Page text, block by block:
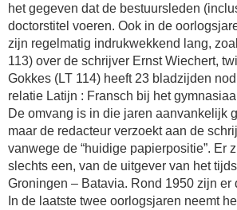
het gegeven dat de bestuursleden
doctorstitel voeren. Ook in de
zijn regelmatig indrukwekkend lang,
113) over de schrijver Ernst Wiechert,
Gokkes (LT 114) heeft 23 bladzijden
relatie Latijn : Fransch bij het
De omvang is in die jaren aanvankelijk
maar de redacteur verzoekt aan de
vanwege de “huidige papierpositie”. Er
slechts een, van de uitgever van het
Groningen – Batavia. Rond 1950 zijn er
In de laatste twee oorlogsjaren neemt